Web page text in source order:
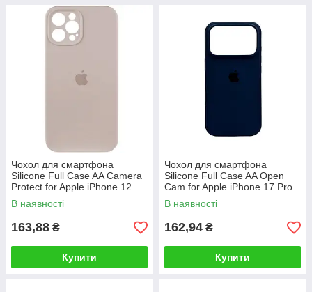
Чохол для смартфона
Silicone Full Case AA Camera
Protect for Apple iPhone 12
Pro 9,Antique White
В наявності
163,88 ₴
Купити
Чохол для смартфона
Silicone Full Case AA Open
Cam for Apple iPhone 17 Pro
Max 7,Dark Blue
В наявності
162,94 ₴
Купити